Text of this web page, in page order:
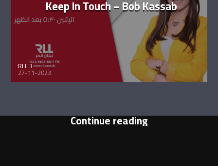
Keep In Touch – Bob Kassab
RLL 3
27-11-2023
Continue reading